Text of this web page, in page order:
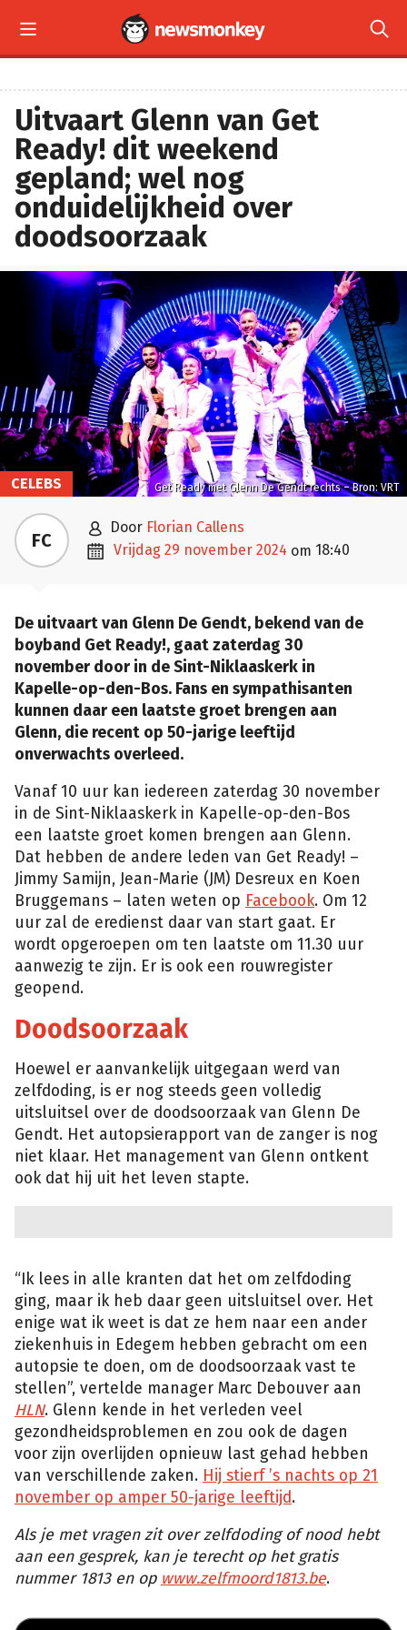
 
Uitvaart Glenn van Get
Ready! dit weekend
gepland; wel nog
onduidelijkheid over
doodsoorzaak
Get Ready met Glenn De Gendt rechts – Bron: VRT
CELEBS
FC  door Florian Callens
 vrijdag 29 november 2024 om 18:40
De uitvaart van Glenn De Gendt, bekend van de
boyband Get Ready!, gaat zaterdag 30
november door in de Sint-Niklaaskerk in
Kapelle-op-den-Bos. Fans en sympathisanten
kunnen daar een laatste groet brengen aan
Glenn, die recent op 50-jarige leeftijd
onverwachts overleed.
Vanaf 10 uur kan iedereen zaterdag 30 november
in de Sint-Niklaaskerk in Kapelle-op-den-Bos
een laatste groet komen brengen aan Glenn.
Dat hebben de andere leden van Get Ready! –
Jimmy Samijn, Jean-Marie (JM) Desreux en Koen
Bruggemans – laten weten op Facebook. Om 12
uur zal de eredienst daar van start gaat. Er
wordt opgeroepen om ten laatste om 11.30 uur
aanwezig te zijn. Er is ook een rouwregister
geopend.
Doodsoorzaak
Hoewel er aanvankelijk uitgegaan werd van
zelfdoding, is er nog steeds geen volledig
uitsluitsel over de doodsoorzaak van Glenn De
Gendt. Het autopsierapport van de zanger is nog
niet klaar. Het management van Glenn ontkent
ook dat hij uit het leven stapte.
“Ik lees in alle kranten dat het om zelfdoding
ging, maar ik heb daar geen uitsluitsel over. Het
enige wat ik weet is dat ze hem naar een ander
ziekenhuis in Edegem hebben gebracht om een
autopsie te doen, om de doodsoorzaak vast te
stellen”, vertelde manager Marc Debouver aan
HLN. Glenn kende in het verleden veel
gezondheidsproblemen en zou ook de dagen
voor zijn overlijden opnieuw last gehad hebben
van verschillende zaken. Hij stierf ’s nachts op 21
november op amper 50-jarige leeftijd.
Als je met vragen zit over zelfdoding of nood hebt
aan een gesprek, kan je terecht op het gratis
nummer 1813 en op www.zelfmoord1813.be.